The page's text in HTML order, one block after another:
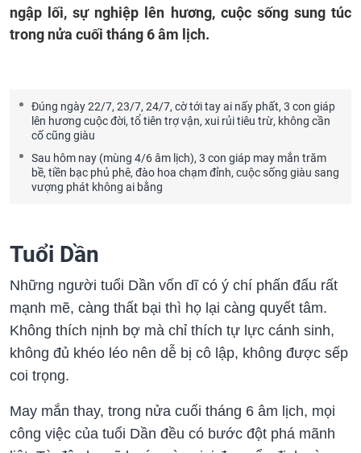
ngập lối, sự nghiệp lên hương, cuộc sống sung túc
trong nửa cuối tháng 6 âm lịch.
Đúng ngày 22/7, 23/7, 24/7, cờ tới tay ai nấy phất, 3 con giáp
lên hương cuộc đời, tổ tiên trợ vận, xui rủi tiêu trừ, không cần
cố cũng giàu
Sau hôm nay (mùng 4/6 âm lịch), 3 con giáp may mắn trăm
bề, tiền bạc phủ phê, đào hoa chạm đỉnh, cuộc sống giàu sang
vượng phát không ai bằng
Tuổi Dần
Những người tuổi Dần vốn dĩ có ý chí phấn đấu rất
mạnh mẽ, càng thất bại thì họ lại càng quyết tâm.
Không thích nịnh bợ mà chỉ thích tự lực cánh sinh,
không đủ khéo léo nên dễ bị cô lập, không được sếp
coi trọng.
May mắn thay, trong nửa cuối tháng 6 âm lịch, mọi
công việc của tuổi Dần đều có bước đột phá mãnh